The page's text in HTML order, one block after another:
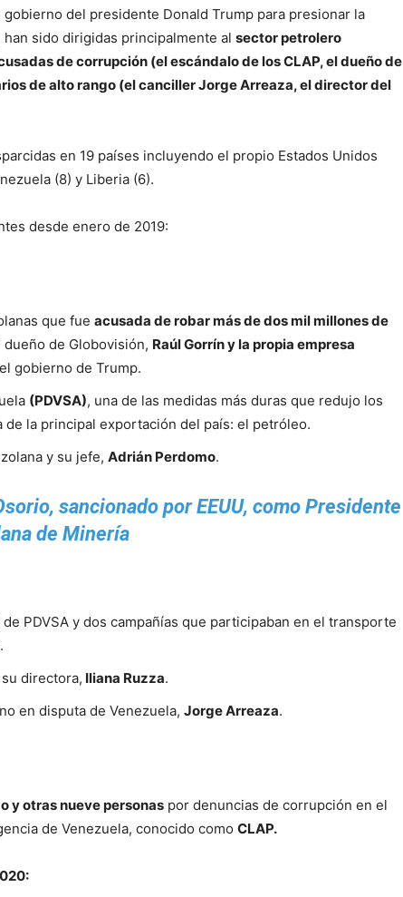
del presidente Donald Trump para presionar la
sido dirigidas principalmente al sector petrolero
de corrupción (el escándalo de los CLAP, el dueño de
de alto rango (el canciller Jorge Arreaza, el director del
en 19 países incluyendo el propio Estados Unidos
(8) y Liberia (6).
desde enero de 2019:
que fue acusada de robar más de dos mil millones de
dueño de Globovisión, Raúl Gorrín y la propia empresa
gobierno de Trump.
(PDVSA), una de las medidas más duras que redujo los
la principal exportación del país: el petróleo.
y su jefe, Adrián Perdomo.
sancionado por EEUU, como Presidente
de Minería
PDVSA y dos campañías que participaban en el transporte
directora, Iliana Ruzza.
en disputa de Venezuela, Jorge Arreaza.
y otras nueve personas por denuncias de corrupción en el
de Venezuela, conocido como CLAP.